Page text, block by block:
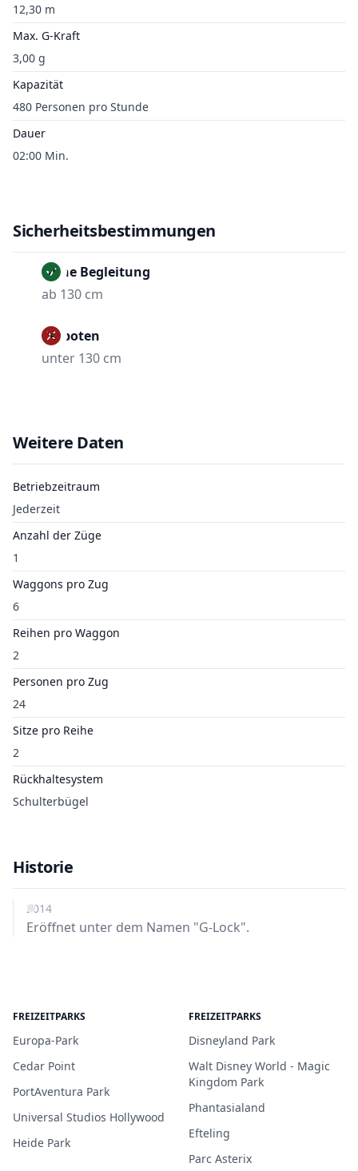
12,30 m
Max. G-Kraft
3,00 g
Kapazität
480 Personen pro Stunde
Dauer
02:00 Min.
Sicherheitsbestimmungen
Ohne Begleitung
ab 130 cm
Verboten
unter 130 cm
Weitere Daten
Betriebzeitraum
Jederzeit
Anzahl der Züge
1
Waggons pro Zug
6
Reihen pro Waggon
2
Personen pro Zug
24
Sitze pro Reihe
2
Rückhaltesystem
Schulterbügel
Historie
2014
Eröffnet unter dem Namen "G-Lock".
FREIZEITPARKS
Europa-Park
Cedar Point
PortAventura Park
Universal Studios Hollywood
Heide Park
FREIZEITPARKS
Disneyland Park
Walt Disney World - Magic
Kingdom Park
Phantasialand
Efteling
Parc Asterix